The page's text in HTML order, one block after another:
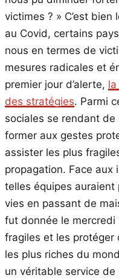
victimes ? » C’est
au Covid, certains
nous en termes de
mesures radicales et
premier jour d’alerte,
des stratégies. Parmi
sociales se rendant
former aux gestes
assister les plus
propagation. Face aux
telles équipes auraient
vies en passant de
fut donnée le mercredi
fragiles et les protéger
les plus riches du
un véritable service